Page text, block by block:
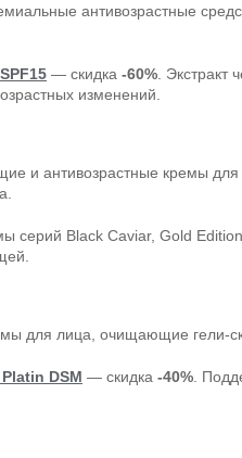
антивозрастные
— скидка -60% .
изменений.
и антивозрастные кремы
серий Black Caviar, Gold
для лица, очищающие гели-
DSM — скидка -40% .